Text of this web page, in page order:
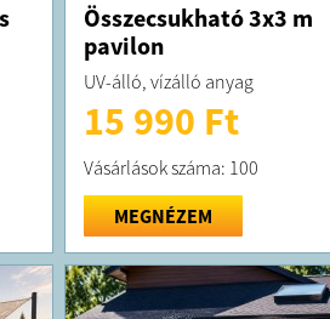
Összecsukható 3x3 m
pavilon
UV-álló, vízálló anyag
15 990 Ft
Vásárlások száma: 100
MEGNÉZEM